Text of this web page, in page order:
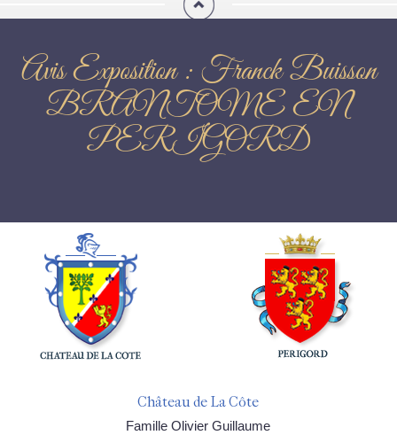
Avis Exposition : Franck Buisson
BRANTOME EN
PERIGORD
Château de La Côte
Famille Olivier Guillaume